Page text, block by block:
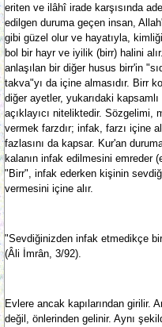
eriten ve ilâhî irade karşısında
edilgen duruma geçen insan,
gibi güzel olur ve hayatıyla,
bol bir hayr ve iyilik (birr) halini
anlaşılan bir diğer husus birr'in
takva"yı da içine almasıdır. Birr
diğer ayetler, yukarıdaki
açıklayıcı niteliktedir. Sözgelimi,
vermek farzdır; infak, farzı içine
fazlasını da kapsar. Kur'an
kalanın infak edilmesini emreder
"Birr", infak ederken kişinin
vermesini içine alır.
"Sevdiğinizden infak etmedikçe
(Âli İmrân, 3/92).
Evlere ancak kapılarından girilir.
değil, önlerinden gelinir. Aynı